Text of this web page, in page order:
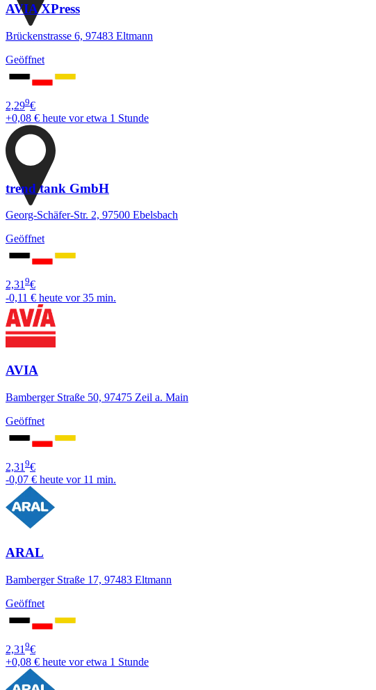
AVIA XPress
Brückenstrasse 6, 97483 Eltmann
Geöffnet
2,299€
+0,08 € heute vor etwa 1 Stunde
trend tank GmbH
Georg-Schäfer-Str. 2, 97500 Ebelsbach
Geöffnet
2,319€
-0,11 € heute vor 35 min.
AVIA
Bamberger Straße 50, 97475 Zeil a. Main
Geöffnet
2,319€
-0,07 € heute vor 11 min.
ARAL
Bamberger Straße 17, 97483 Eltmann
Geöffnet
2,31 9€
+0,08 € heute vor etwa 1 Stunde